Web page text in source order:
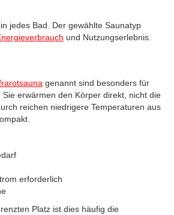
jedes Bad. Der gewählte Saunatyp
und Nutzungserlebnis.
genannt sind besonders für
erwärmen den Körper direkt, nicht die
reichen niedrigere Temperaturen aus
erforderlich
Platz ist dies häufig die